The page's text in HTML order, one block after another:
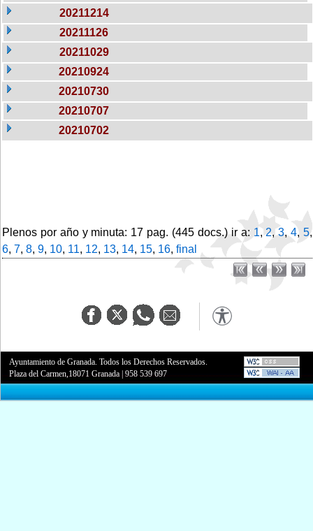
20211214
20211126
20211029
20210924
20210730
20210707
20210702
Plenos por año y minuta: 17 pag. (445 docs.) ir a: 1,2,3,4,5,
6, 7, 8, 9, 10, 11, 12, 13, 14, 15, 16, final
Ayuntamiento de Granada. Todos los Derechos Reservados.
Plaza del Carmen,18071 Granada |958 539 697